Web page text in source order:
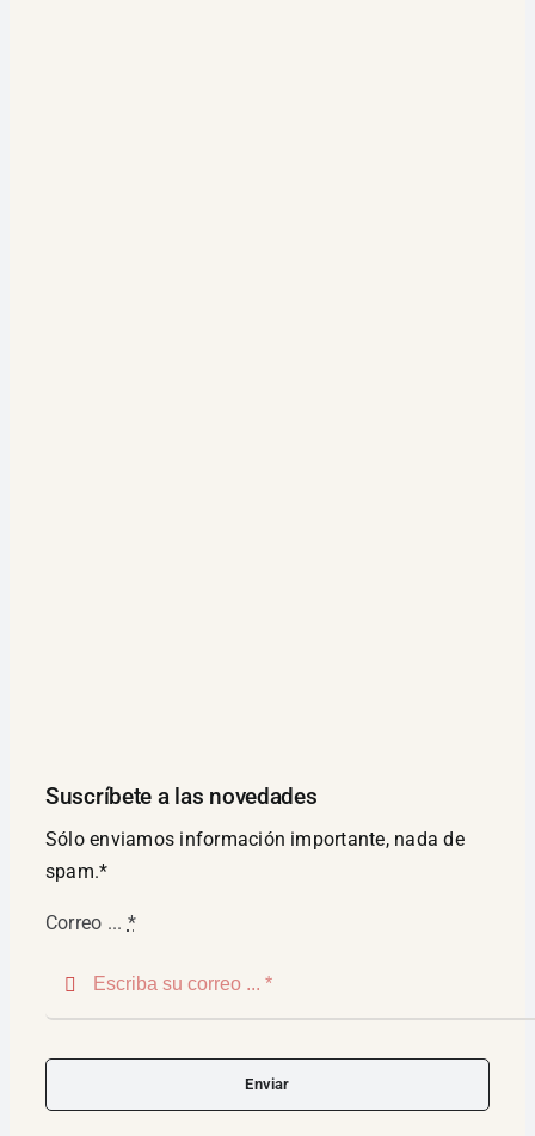
Suscríbete a las novedades
Sólo enviamos información importante, nada de
spam.*
Correo ... *
Enviar